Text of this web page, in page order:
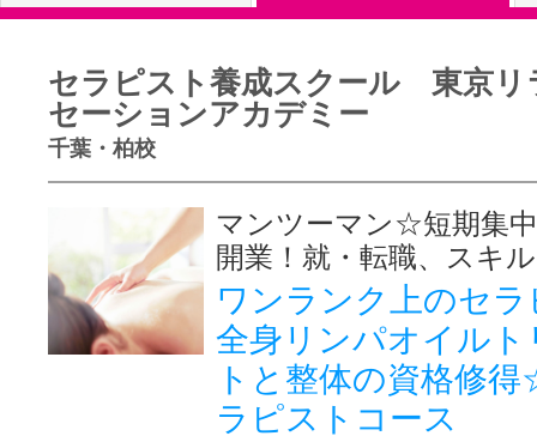
やりたいこ
特集をみる
グッドスク
掲載のお問
セラピスト養成スクール 東京リ
セーションアカデミー
千葉・柏校
マンツーマン☆短期集
開業！就・転職、スキ
ワンランク上のセ
全身リンパオイルト
トと整体の資格修
ラピストコース